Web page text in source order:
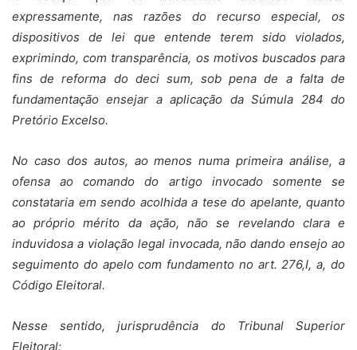
expressamente, nas razões do recurso especial, os
dispositivos de lei que entende terem sido violados,
exprimindo, com transparência, os motivos buscados para
fins de reforma do deci sum, sob pena de a falta de
fundamentação ensejar a aplicação da Súmula 284 do
Pretório Excelso.
No caso dos autos, ao menos numa primeira análise, a
ofensa ao comando do artigo invocado somente se
constataria em sendo acolhida a tese do apelante, quanto
ao próprio mérito da ação, não se revelando clara e
induvidosa a violação legal invocada, não dando ensejo ao
seguimento do apelo com fundamento no art. 276,I, a, do
Código Eleitoral.
Nesse sentido, jurisprudência do Tribunal Superior
Eleitoral: